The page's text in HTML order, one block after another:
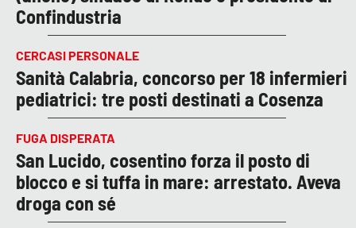
Confindustria
CERCASI PERSONALE
Sanità Calabria, concorso per 18 infermieri
pediatrici: tre posti destinati a Cosenza
FUGA DISPERATA
San Lucido, cosentino forza il posto di
blocco e si tuffa in mare: arrestato. Aveva
droga con sé